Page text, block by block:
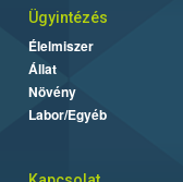
Ügyintézés
Élelmiszer
Állat
Növény
Labor/Egyéb